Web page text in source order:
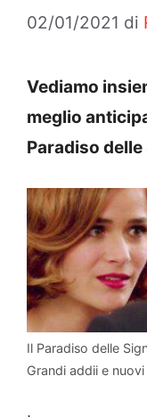
02/01/2021 di
Vediamo
meglio
Paradiso
Il Paradiso delle
Grandi addii e